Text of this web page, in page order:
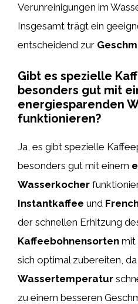
Verunreinigungen im
Insgesamt trägt ein
entscheidend zur
Gibt es spezielle
besonders gut mit
energiesparenden
funktionieren?
Ja, es gibt spezielle
besonders gut mit einem
Wasserkocher
Instantkaffee und
der schnellen Erhitzung
Kaffeebohnensorten mit
sich optimal zubereiten,
Wassertemperatur
zu einem besseren